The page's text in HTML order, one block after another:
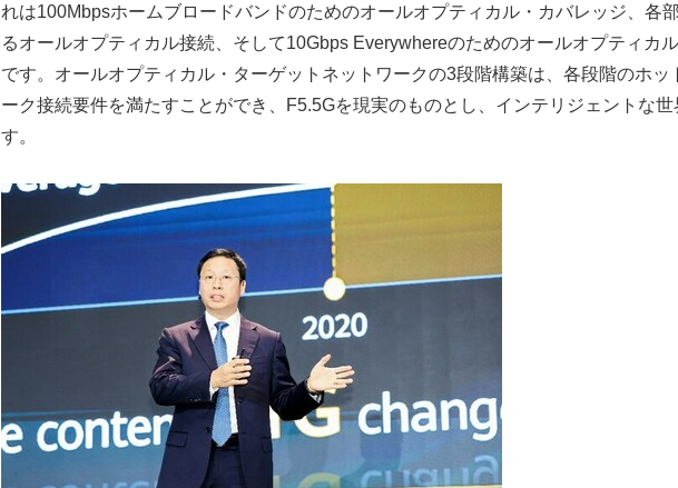
れは100Mbpsホームブロードバンドのためのオールオプティカル・カバレッジ、各
るオールオプティカル接続、そして10Gbps Everywhereのためのオールオプティカ
です。オールオプティカル・ターゲットネットワークの3段階構築は、各段階のホッ
ーク接続要件を満たすことができ、F5.5Gを現実のものとし、インテリジェントな世
す。